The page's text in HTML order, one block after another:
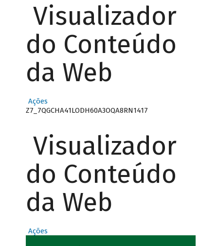
Visualizador
do Conteúdo
da Web
Ações
Z7_7QGCHA41LODH60A3OQA8RN1417
Visualizador
do Conteúdo
da Web
Ações